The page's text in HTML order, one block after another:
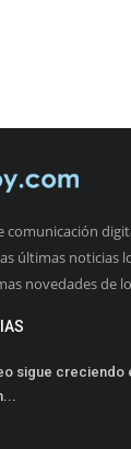
comunicación
últimas noticias
novedades de
sigue creciendo